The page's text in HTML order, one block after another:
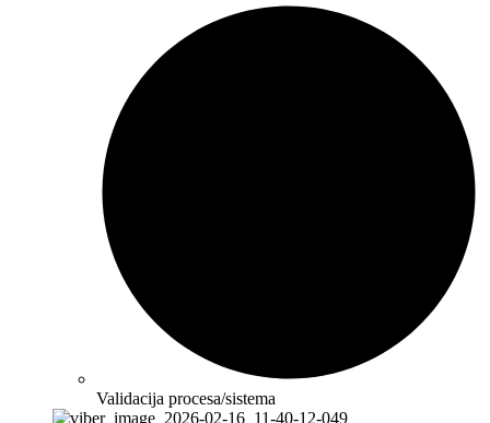
Validacija procesa/sistema